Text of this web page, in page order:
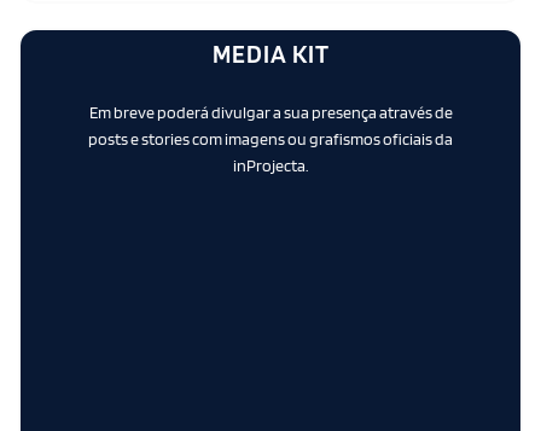
MEDIA KIT
Em breve poderá divulgar a sua presença através de
posts e stories com imagens ou grafismos oficiais da
inProjecta.